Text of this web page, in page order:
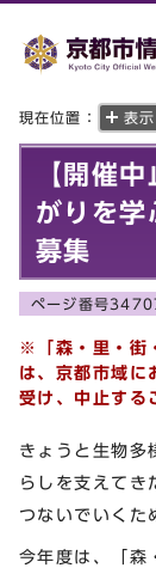
現在位置： 表示
【開催
がりを学
募集
ページ番号
※「森・里・街
は、京都市域に
受け、中止する
きょうと生物多
らしを支えてき
つないでいくた
今年度は、「森